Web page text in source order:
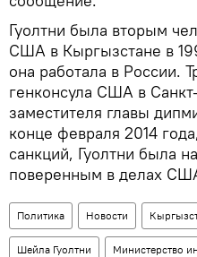
Гуолтни была вторым
США в Кыргызстане в
она работала в России.
генконсула США в
заместителя главы
конце февраля 2014
санкций, Гуолтни была
поверенным в делах
Политика Новости
Шейла Гуолтни Министерство